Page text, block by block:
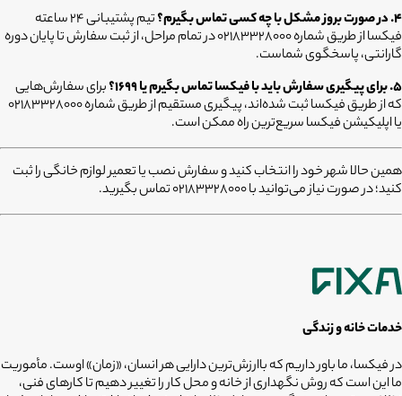
۴. در صورت بروز مشکل با چه کسی تماس بگیرم؟
تیم پشتیبانی ۲۴ ساعته
فیکسا از طریق شماره ۰۲۱۸۳۳۲۸۰۰۰ در تمام مراحل، از ثبت سفارش تا پایان دوره
گارانتی، پاسخگوی شماست.
۵. برای پیگیری سفارش باید با فیکسا تماس بگیرم یا ۱۶۹۹؟
برای سفارش‌هایی
که از طریق فیکسا ثبت شده‌اند، پیگیری مستقیم از طریق شماره ۰۲۱۸۳۳۲۸۰۰۰
یا اپلیکیشن فیکسا سریع‌ترین راه ممکن است.
همین حالا شهر خود را انتخاب کنید و سفارش نصب یا تعمیر لوازم خانگی را ثبت
کنید؛ در صورت نیاز می‌توانید با 02183328000 تماس بگیرید.
خدمات خانه و زندگی
در فیکسا، ما باور داریم که باارزش‌ترین دارایی هر انسان، «زمان» اوست. مأموریت
ما این است که روش نگهداری از خانه و محل کار را تغییر دهیم تا کارهای فنی،